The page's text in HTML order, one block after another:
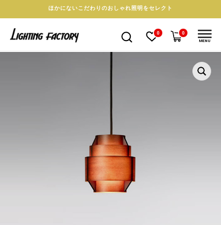
ほかにないこだわりのおしゃれ照明をセレクト
0 0
MENU